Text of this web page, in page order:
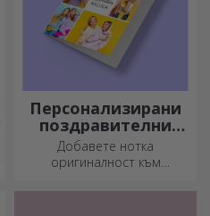
Персонализирани
поздравителни
картички и
картички
Добавете нотка
оригиналност към
подарите. Допълнете